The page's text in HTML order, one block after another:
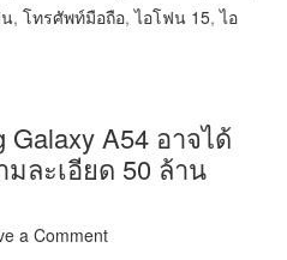
,โทรศัพท์มือถือ,ไอโฟน 15,ไอ
A54 อาจได้
ละเอียด 50 ล้าน
a Comment